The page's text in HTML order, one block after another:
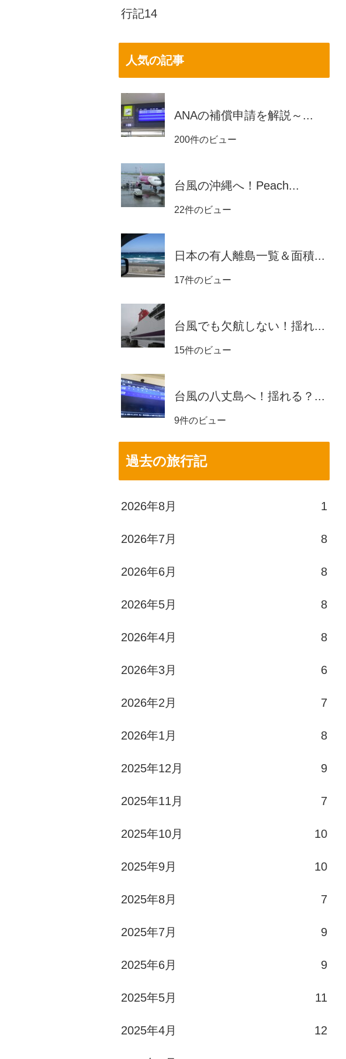
行記14
人気の記事
ANAの補償申請を解説～...
200件のビュー
台風の沖縄へ！Peach...
22件のビュー
日本の有人離島一覧＆面積...
17件のビュー
台風でも欠航しない！揺れ...
15件のビュー
台風の八丈島へ！揺れる？...
9件のビュー
過去の旅行記
2026年8月 1
2026年7月 8
2026年6月 8
2026年5月 8
2026年4月 8
2026年3月 6
2026年2月 7
2026年1月 8
2025年12月 9
2025年11月 7
2025年10月 10
2025年9月 10
2025年8月 7
2025年7月 9
2025年6月 9
2025年5月 11
2025年4月 12